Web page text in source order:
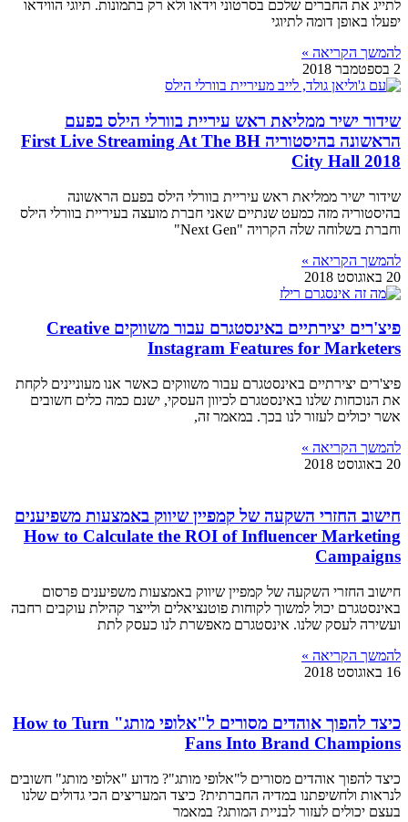
לתייג את החברים שלכם בסרטוני וידאו ולא רק בתמונות. תיוגי הווידאו
יפעלו באופן דומה לתיוגי
להמשך הקריאה »
2 בספטמבר 2018
שידור ישיר ממליאת ראש עיריית בוורלי הילס בפעם
הראשונה בהיסטוריה First Live Streaming At The BH
City Hall 2018
שידור ישיר ממליאת ראש עיריית בוורלי הילס בפעם הראשונה
בהיסטוריה מזה כמעט שנתיים שאני חברת מועצה בעיריית בוורלי הילס
וחברת בשלוחה שלה הקרויה "Next Gen"
להמשך הקריאה »
20 באוגוסט 2018
פיצ'רים יצירתיים באינסטגרם עבור משווקים Creative
Instagram Features for Marketers
פיצ'רים יצירתיים באינסטגרם עבור משווקים כאשר אנו מעוניינים לקחת
את הנוכחות שלנו באינסטגרם לכיוון העסקי, ישנם כמה כלים חשובים
אשר יכולים לעזור לנו בכך. במאמר זה,
להמשך הקריאה »
20 באוגוסט 2018
חישוב החזרי השקעה של קמפיין שיווק באמצעות משפיענים
How to Calculate the ROI of Influencer Marketing
Campaigns
חישוב החזרי השקעה של קמפיין שיווק באמצעות משפיענים פרסום
באינסטגרם יכול למשוך לקוחות פוטנציאלים ולייצר קהילת עוקבים רחבה
ועשירה לעסק שלנו. אינסטגרם מאפשרת לנו כעסק לתת
להמשך הקריאה »
16 באוגוסט 2018
כיצד להפוך אוהדים מסורים ל"אלופי מותג" How to Turn
Fans Into Brand Champions
כיצד להפוך אוהדים מסורים ל"אלופי מותג"? מדוע "אלופי מותג" חשובים
לנראות ולחשיפתנו במדיה החברתית? כיצד המעריצים הכי גדולים שלנו
בעצם יכולים לעזור לבניית המותג? במאמר